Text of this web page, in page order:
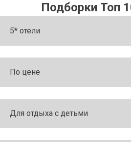
Подборки Топ
5* отели
По цене
Для отдыха с детьми